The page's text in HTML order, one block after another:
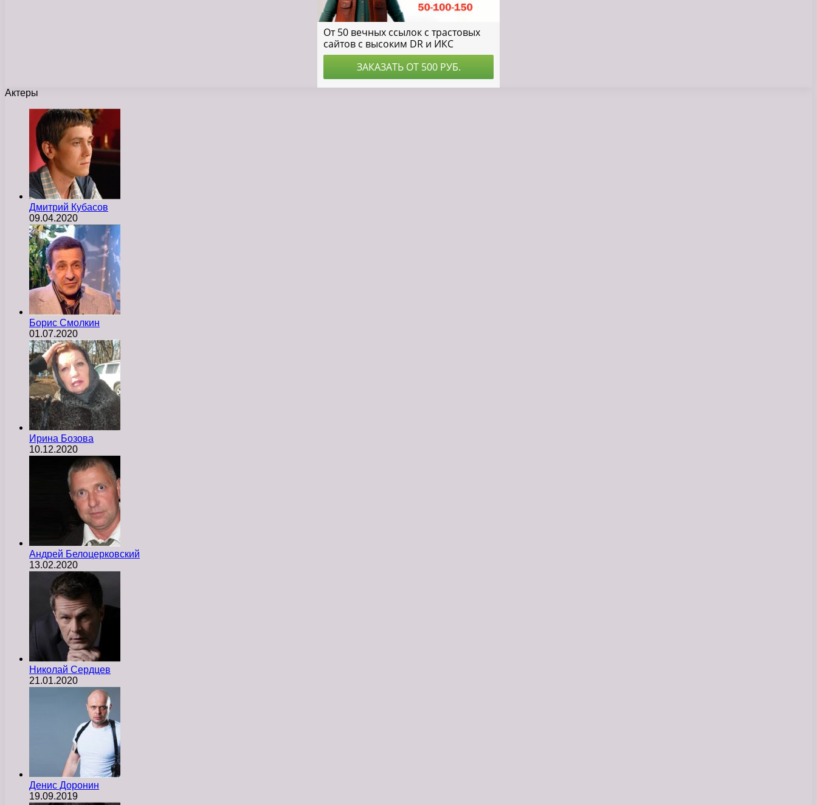
Актеры
Дмитрий Кубасов
09.04.2020
Борис Смолкин
01.07.2020
Ирина Бозова
10.12.2020
Андрей Белоцерковский
13.02.2020
Николай Сердцев
21.01.2020
Денис Доронин
19.09.2019